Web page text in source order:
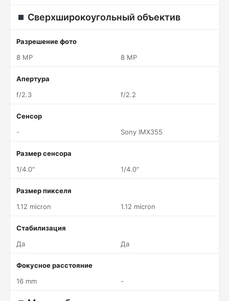
Сверхширокоугольный объектив
Разрешение фото
8 MP
8 MP
Апертура
f/2.3
f/2.2
Сенсор
-
Sony IMX355
Размер сенсора
1/4.0"
1/4.0"
Размер пикселя
1.12 micron
1.12 micron
Стабилизация
Да
Да
Фокусное расстояние
16 mm
-